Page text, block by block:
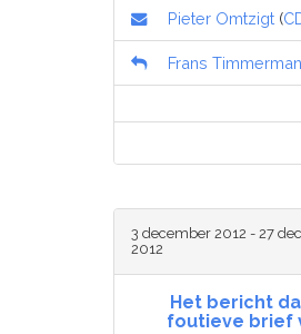
Pieter Omtzigt (
Frans
3 december 2012 - 27
2012
Het bericht
foutieve brief